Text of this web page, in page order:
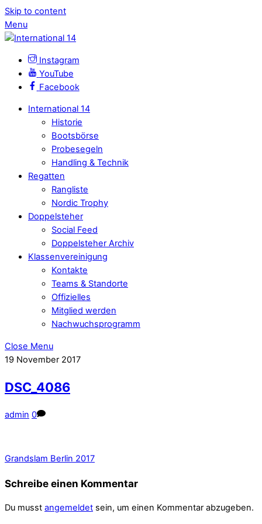
Skip to content
Menu
Instagram
YouTube
Facebook
International 14
Historie
Bootsbörse
Probesegeln
Handling & Technik
Regatten
Rangliste
Nordic Trophy
Doppelsteher
Social Feed
Doppelsteher Archiv
Klassenvereinigung
Kontakte
Teams & Standorte
Offizielles
Mitglied werden
Nachwuchsprogramm
Close Menu
19 November 2017
DSC_4086
admin 0
Grandslam Berlin 2017
Schreibe einen Kommentar
Du musst angemeldet sein, um einen Kommentar abzugeben.